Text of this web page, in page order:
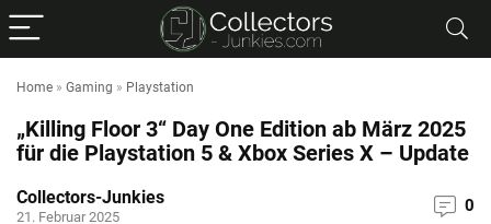
Home » Gaming » Playstation
„Killing Floor 3“ Day One Edition ab März 2025
für die Playstation 5 & Xbox Series X – Update
Collectors-Junkies
21. Februar 2025
0